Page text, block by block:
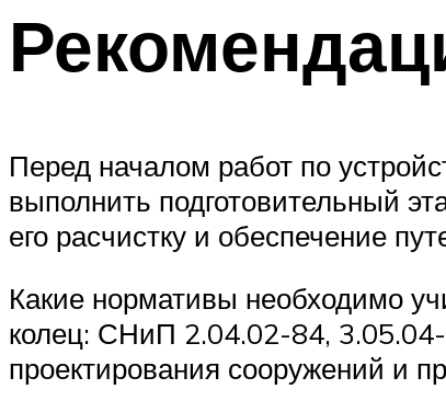
Перед началом работ по
выполнить подготовительный
его расчистку и обеспечение
Какие нормативы необходимо
колец: СНиП 2.04.02-84,
проектирования сооружений и